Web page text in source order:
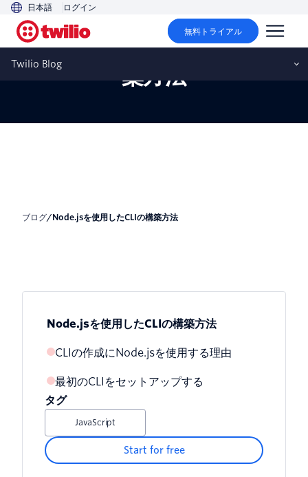
日本語 ログイン
無料トライアル
Twilio Blog
Node.jsを使用したCLIの構
築方法
ブログ/ Node.jsを使用したCLIの構築方法
Node.jsを使用したCLIの構築方法
CLIの作成にNode.jsを使用する理由
最初のCLIをセットアップする
タグ
JavaScript
Start for free